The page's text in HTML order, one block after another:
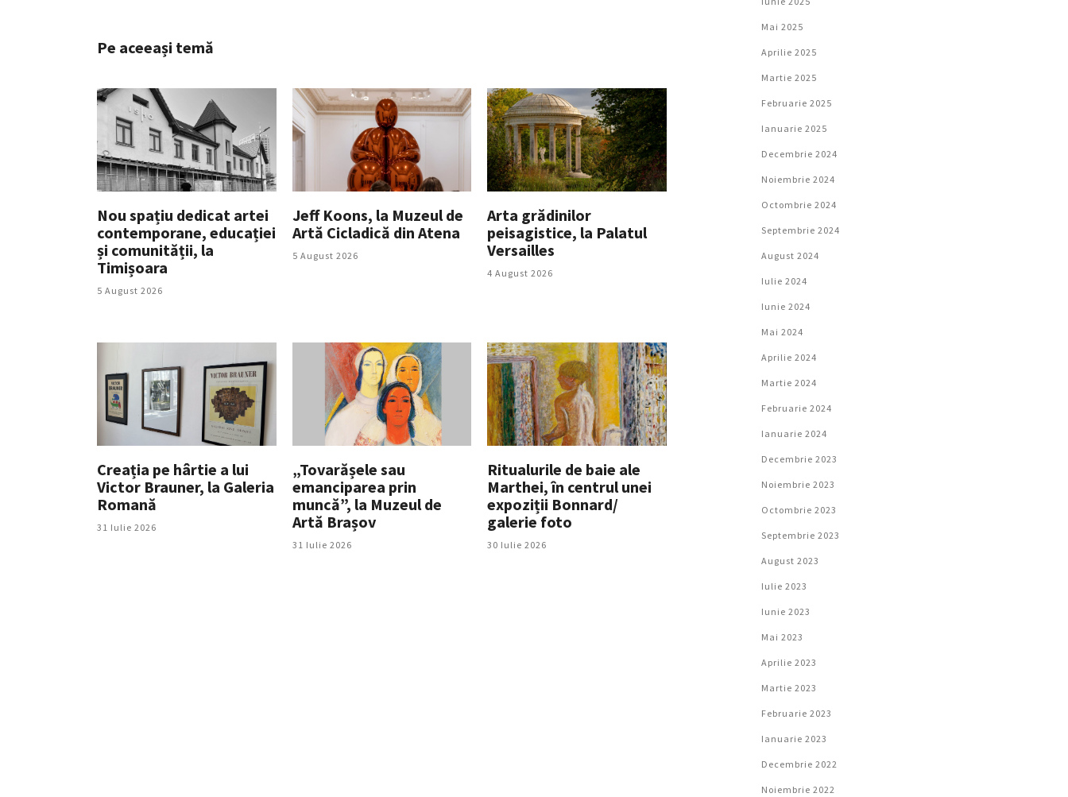
Pe aceeași temă
Nou spațiu dedicat artei
contemporane, educației
și comunității, la
Timișoara
5 August 2026
Jeff Koons, la Muzeul de
Artă Cicladică din Atena
5 August 2026
Arta grădinilor
peisagistice, la Palatul
Versailles
4 August 2026
Creația pe hârtie a lui
Victor Brauner, la Galeria
Romană
31 Iulie 2026
„Tovarășele sau
emanciparea prin
muncă”, la Muzeul de
Artă Brașov
31 Iulie 2026
Ritualurile de baie ale
Marthei, în centrul unei
expoziții Bonnard/
galerie foto
30 Iulie 2026
Mai 2025
Aprilie 2025
Martie 2025
Februarie 2025
Ianuarie 2025
Decembrie 2024
Noiembrie 2024
Octombrie 2024
Septembrie 2024
August 2024
Iulie 2024
Iunie 2024
Mai 2024
Aprilie 2024
Martie 2024
Februarie 2024
Ianuarie 2024
Decembrie 2023
Noiembrie 2023
Octombrie 2023
Septembrie 2023
August 2023
Iulie 2023
Iunie 2023
Mai 2023
Aprilie 2023
Martie 2023
Februarie 2023
Ianuarie 2023
Decembrie 2022
Noiembrie 2022